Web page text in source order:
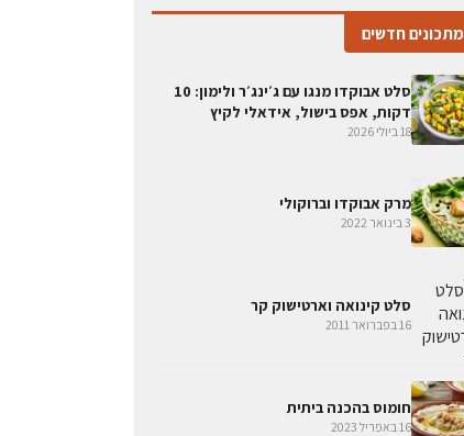
מתכונים חדשים
סלט אבוקדו מנגו עם ג׳ינג׳ר ולימון: 10
דקות, אפס בישול, אידאלי לקיץ
18 ביולי 2026
מרק אבוקדו וברוקולי
3 בינואר 2022
סלט קינואה וארטישוק קר
16 בפברואר 2011
חומוס בהכנה ביתית
16 באפריל 2023